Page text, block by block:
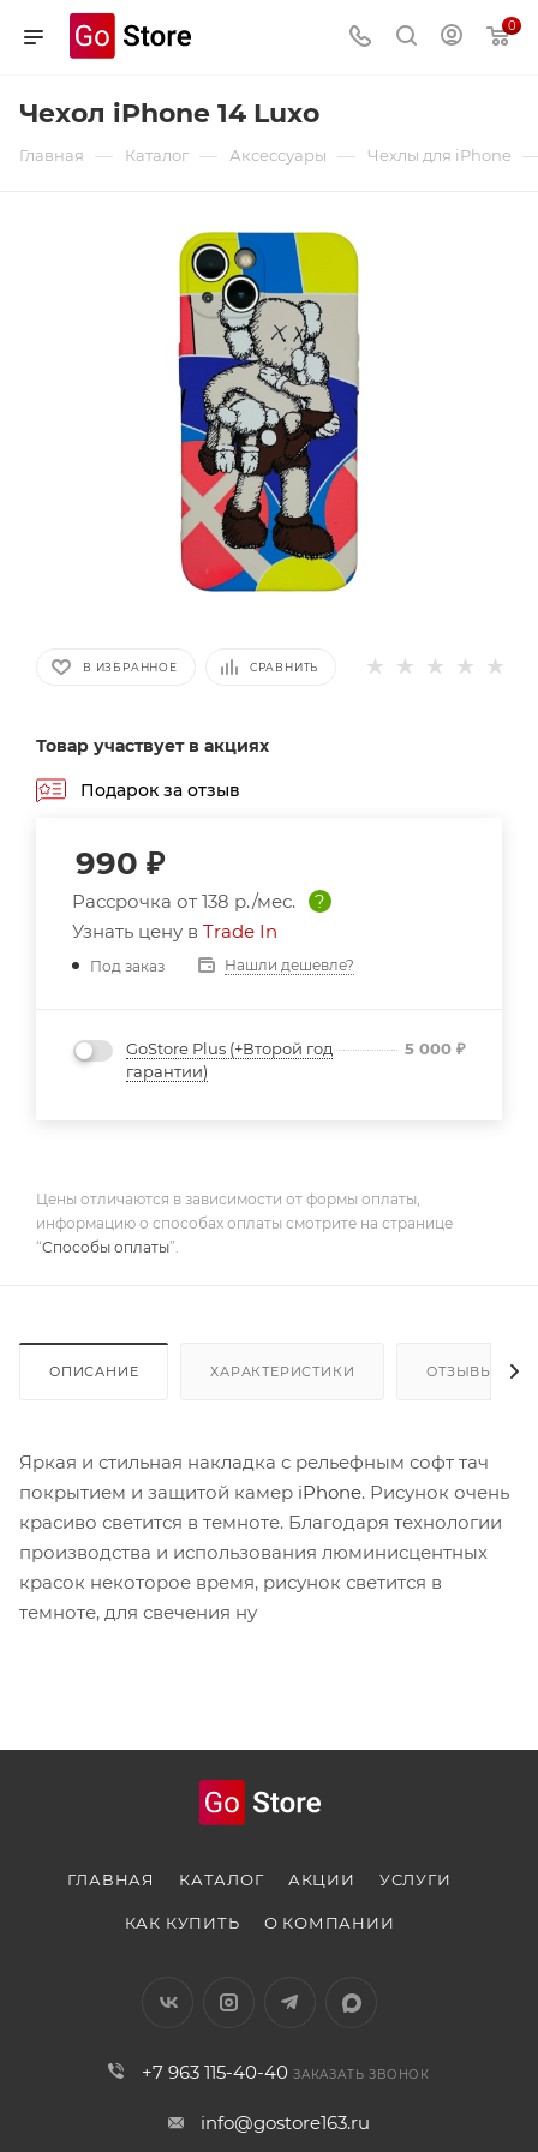
0
Чехол iPhone 14 Luxo
Главная — Каталог — Аксессуары — Чехлы для iPhone
В ИЗБРАННОЕ СРАВНИТЬ
Товар участвует в акциях
Подарок за отзыв
990 ₽
Рассрочка от 138 р./мес.
?
Узнать цену в Trade In
Под заказ Нашли дешевле?
GoStore Plus (+Второй год
гарантии)
5 000 ₽
Цены отличаются в зависимости от формы оплаты,
информацию о способах оплаты смотрите на странице
“Способы оплаты”.
ОПИСАНИЕ ХАРАКТЕРИСТИКИ ОТЗЫВЫ
Яркая и стильная накладка с рельефным софт тач
покрытием и защитой камер iPhone. Рисунок очень
красиво светится в темноте. Благодаря технологии
производства и использования люминисцентных
красок некоторое время, рисунок светится в
темноте, для свечения ну
ГЛАВНАЯ КАТАЛОГ АКЦИИ УСЛУГИ
КАК КУПИТЬ О КОМПАНИИ
+7 963 115-40-40 ЗАКАЗАТЬ ЗВОНОК
info@gostore163.ru